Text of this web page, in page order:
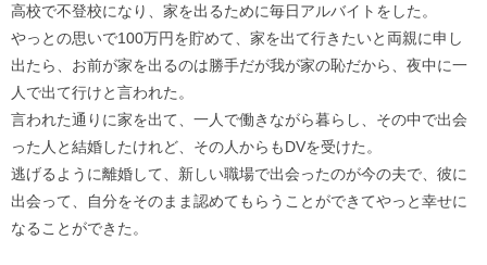
高校で不登校になり、家を出るために毎日アルバイトをした。
やっとの思いで100万円を貯めて、家を出て行きたいと両親に申し
出たら、お前が家を出るのは勝手だが我が家の恥だから、夜中に一
人で出て行けと言われた。
言われた通りに家を出て、一人で働きながら暮らし、その中で出会
った人と結婚したけれど、その人からもDVを受けた。
逃げるように離婚して、新しい職場で出会ったのが今の夫で、彼に
出会って、自分をそのまま認めてもらうことができてやっと幸せに
なることができた。